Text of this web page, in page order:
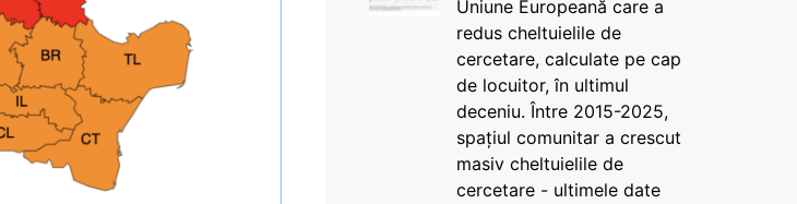
Uniune Europeană care a
redus cheltuielile de
cercetare, calculate pe cap
de locuitor, în ultimul
deceniu. Între 2015-2025,
spațiul comunitar a crescut
masiv cheltuielile de
cercetare - ultimele date